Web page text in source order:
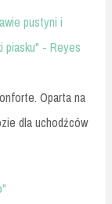
pustyni i
piasku" - Reyes
Oparta na
dla uchodźców